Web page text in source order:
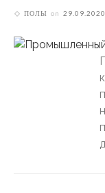
ПОЛЫ on 29.09.2020